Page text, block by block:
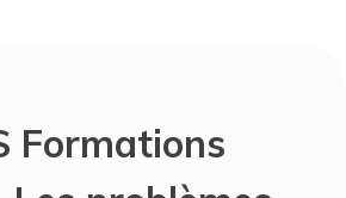
Formations